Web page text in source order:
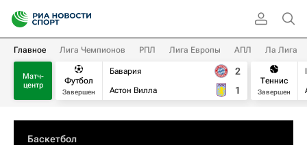
Главное Лига Чемпионов РПЛ Лига Европы АПЛ Ла Лига
Матч-
центр
Футбол
Завершен
Бавария
Астон Вилла
2
1
Теннис
Завершен
Баскетбол